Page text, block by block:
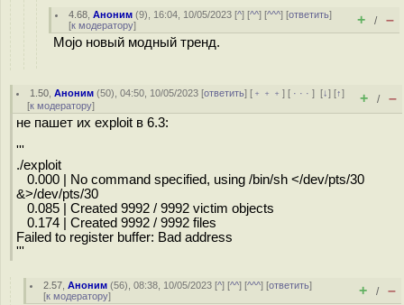
4.68 ,Аноним (9), 16:04, 10/05/2023 [^] [^^] [^^^] [ответить]
[к модератору] + / –
Mojo новый модный тренд.
1.50 ,Аноним (50), 04:50, 10/05/2023 [ответить] [ ﹢﹢﹢] [ · · ·][↓] [↑]
[к модератору] + / –
не пашет их exploit в 6.3:
'''
./exploit
0.000 | No command specified, using /bin/sh </dev/pts/30
&>/dev/pts/30
0.085 | Created 9992 / 9992 victim objects
0.174 | Created 9992 / 9992 files
Failed to register buffer: Bad address
'''
2.57 ,Аноним (56), 08:38, 10/05/2023 [^] [^^] [^^^] [ответить]
[к модератору] + / –